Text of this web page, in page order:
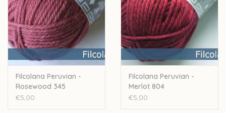
Filcolana Peruvian -
Rosewood 345
€5,00
Filcolana Peruvian -
Merlot 804
€5,00